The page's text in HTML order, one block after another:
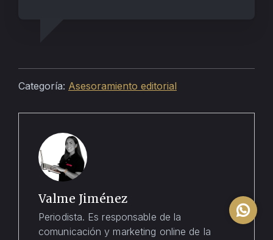
Categoría: Asesoramiento editorial
Valme Jiménez
Periodista. Es responsable de la
comunicación y marketing online de la